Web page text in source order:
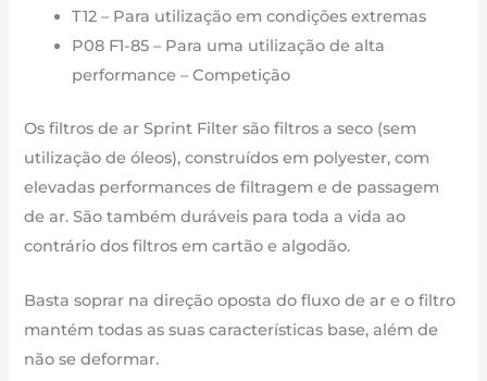
T12 – Para utilização em condições extremas
P08 F1-85 – Para uma utilização de alta
performance – Competição
Os filtros de ar Sprint Filter são filtros a seco (sem
utilização de óleos), construídos em polyester, com
elevadas performances de filtragem e de passagem
de ar. São também duráveis para toda a vida ao
contrário dos filtros em cartão e algodão.
Basta soprar na direção oposta do fluxo de ar e o filtro
mantém todas as suas características base, além de
não se deformar.